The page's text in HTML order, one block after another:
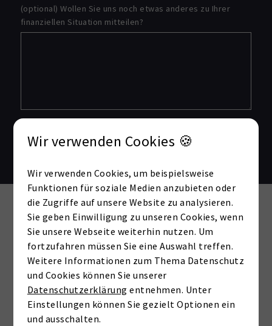
(optional) Wollen Sie uns noch etwas anderes zu Ihrer
finanziellen Situation mitteilen?
Senden
Externe Dienste / Social
Media
Inhalte aus externen Quellen,
Videoplattformen und Social-Media-
Plattformen. Wenn Cookies von
externen Medien akzeptiert werden,
bedarf der Zugriff auf diese Inhalte
keiner manuellen Zustimmung mehr
Wir verwenden Cookies 🍪
Wir verwenden Cookies, um beispielsweise
Funktionen für soziale Medien anzubieten oder
die Zugriffe auf unsere Website zu analysieren.
Sie geben Einwilligung zu unseren Cookies, wenn
Sie unsere Webseite weiterhin nutzen. Um
fortzufahren müssen Sie eine Auswahl treffen.
Weitere Informationen zum Thema Datenschutz
und Cookies können Sie unserer
Datenschutzerklärung entnehmen. Unter
Einstellungen können Sie gezielt Optionen ein
und ausschalten.